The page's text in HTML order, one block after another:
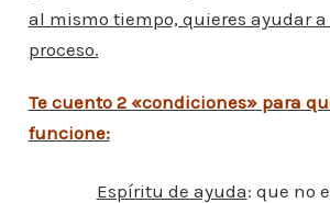
al mismo tiempo, quieres ayudar a
proceso.
Te cuento 2 «condiciones» para
funcione:
Espíritu de ayuda: que no